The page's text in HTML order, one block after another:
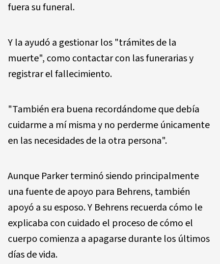
fuera su funeral.
Y la ayudó a gestionar los "trámites de la
muerte", como contactar con las funerarias y
registrar el fallecimiento.
"También era buena recordándome que debía
cuidarme a mí misma y no perderme únicamente
en las necesidades de la otra persona".
Aunque Parker terminó siendo principalmente
una fuente de apoyo para Behrens, también
apoyó a su esposo. Y Behrens recuerda cómo le
explicaba con cuidado el proceso de cómo el
cuerpo comienza a apagarse durante los últimos
días de vida.